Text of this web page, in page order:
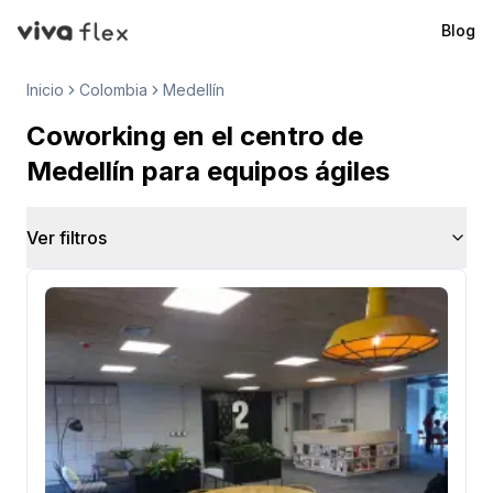
VivaFlex
Blog
Inicio Colombia Medellín
Coworking en el centro de
Medellín para equipos ágiles
Ver filtros